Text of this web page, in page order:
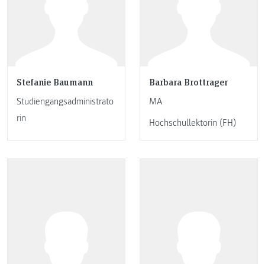
Stefanie Baumann
Studiengangsadministrato
rin
Barbara Brottrager
MA
Hochschullektorin (FH)